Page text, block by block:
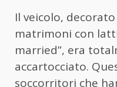
Il veicolo,
matrimoni con
married”, era
accartocciato.
soccorritori che